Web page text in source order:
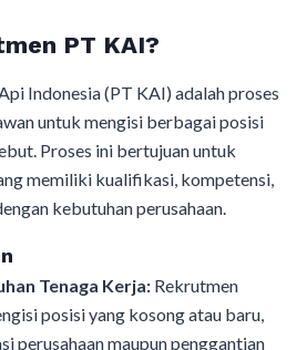
PT KAI?
Indonesia (PT KAI) adalah proses
untuk mengisi berbagai posisi
Proses ini bertujuan untuk
memiliki kualifikasi, kompetensi,
kebutuhan perusahaan.
Tenaga Kerja: Rekrutmen
posisi yang kosong atau baru,
perusahaan maupun penggantian